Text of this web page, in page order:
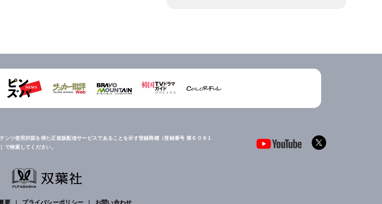
ツ使用許諾を得た正規版配信サービスであることを示す登録商標（登録番号 第６０９１
で検索してください。
要 プライバシーポリシー お問い合わせ